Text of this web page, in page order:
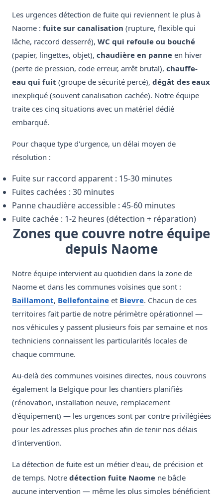
Les urgences détection de fuite qui reviennent le plus à
Naome : fuite sur canalisation (rupture, flexible qui
lâche, raccord desserré), WC qui refoule ou bouché
(papier, lingettes, objet), chaudière en panne en hiver
(perte de pression, code erreur, arrêt brutal), chauffe-
eau qui fuit (groupe de sécurité percé), dégât des eaux
inexpliqué (souvent canalisation cachée). Notre équipe
traite ces cinq situations avec un matériel dédié
embarqué.
Pour chaque type d'urgence, un délai moyen de
résolution :
Fuite sur raccord apparent : 15-30 minutes
Fuites cachées : 30 minutes
Panne chaudière accessible : 45-60 minutes
Fuite cachée : 1-2 heures (détection + réparation)
Zones que couvre notre équipe
depuis Naome
Notre équipe intervient au quotidien dans la zone de
Naome et dans les communes voisines que sont :
Baillamont, Bellefontaine et Bievre. Chacun de ces
territoires fait partie de notre périmètre opérationnel —
nos véhicules y passent plusieurs fois par semaine et nos
techniciens connaissent les particularités locales de
chaque commune.
Au-delà des communes voisines directes, nous couvrons
également la Belgique pour les chantiers planifiés
(rénovation, installation neuve, remplacement
d'équipement) — les urgences sont par contre privilégiées
pour les adresses plus proches afin de tenir nos délais
d'intervention.
La détection de fuite est un métier d'eau, de précision et
de temps. Notre détection fuite Naome ne bâcle
aucune intervention — même les plus simples bénéficient